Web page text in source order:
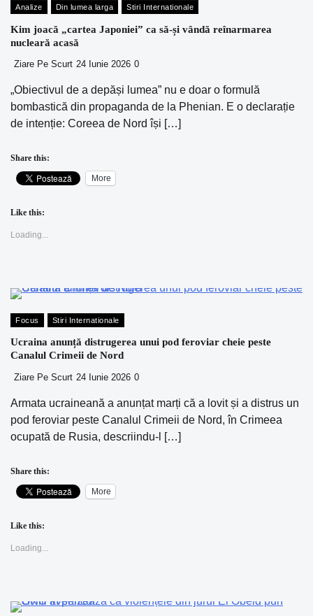
Analize Din lumea larga Stiri Internationale
Kim joacă „cartea Japoniei” ca să-și vândă reînarmarea
nucleară acasă
Ziare Pe Scurt 24 Iunie 2026 0
„Obiectivul de a depăși lumea” nu e doar o formulă
bombastică din propaganda de la Phenian. E o declarație
de intenție: Coreea de Nord își […]
Share this:
More
Like this:
Loading...
Focus Stiri Internationale
Ucraina anunță distrugerea unui pod feroviar cheie peste
Canalul Crimeii de Nord
Ziare Pe Scurt 24 Iunie 2026 0
Armata ucraineană a anunțat marți că a lovit și a distrus un
pod feroviar peste Canalul Crimeii de Nord, în Crimeea
ocupată de Rusia, descriindu-l […]
Share this:
More
Like this:
Loading...